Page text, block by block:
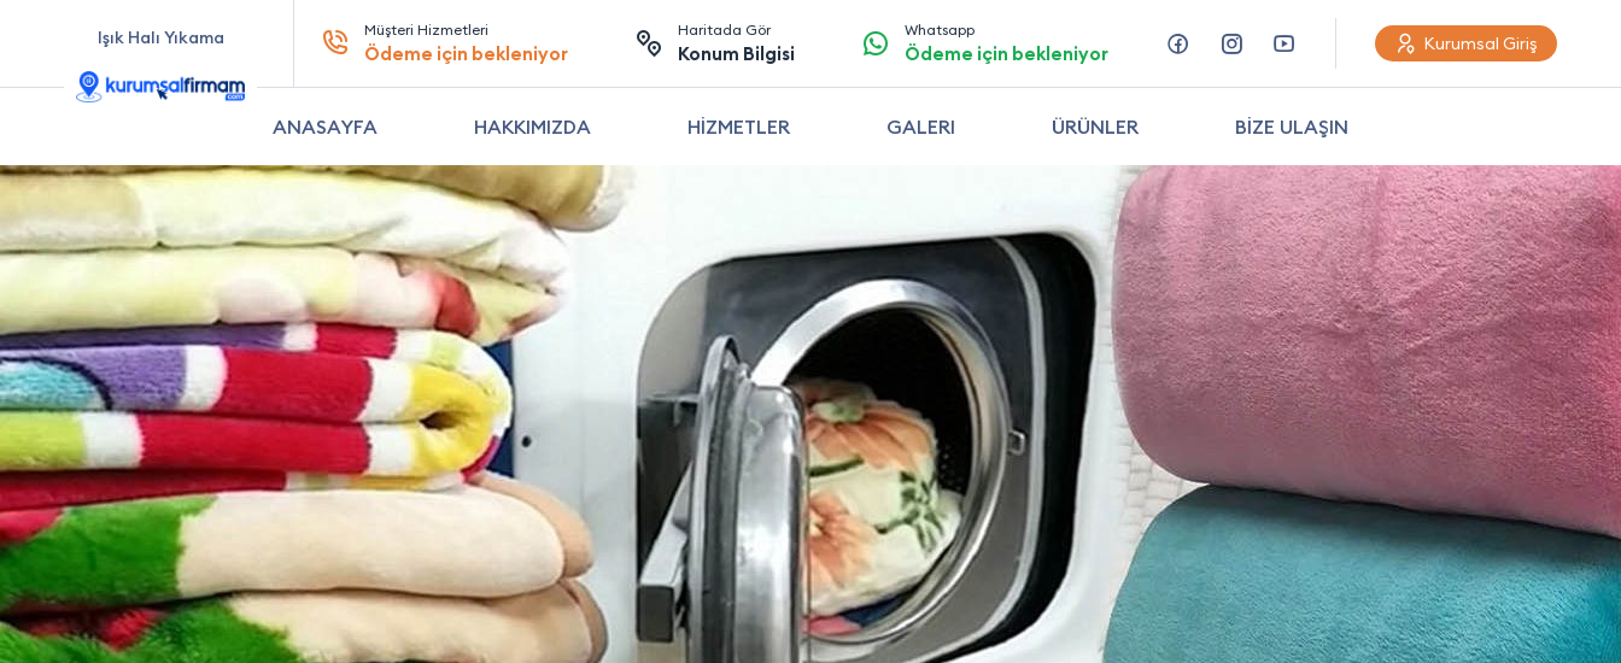
Işık Halı Yıkama Müşteri Hizmetleri
Ödeme için bekleniyor
Haritada Gör
Konum Bilgisi
Whatsapp
Ödeme için bekleniyor Kurumsal Giriş
ANASAYFA HAKKIMIZDA HİZMETLER GALERI ÜRÜNLER BİZE ULAŞIN